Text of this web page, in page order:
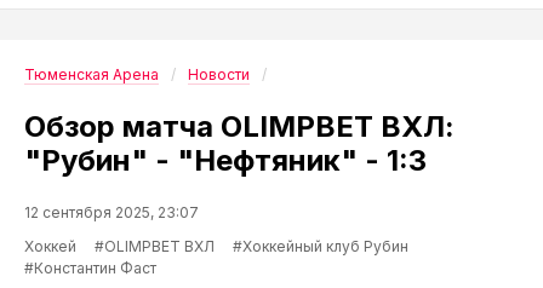
Тюменская Арена Новости
Обзор матча OLIMPBET ВХЛ:
"Рубин" - "Нефтяник" - 1:3
12 сентября 2025, 23:07
Хоккей
#OLIMPBET ВХЛ
#Хоккейный клуб Рубин
#Константин Фаст